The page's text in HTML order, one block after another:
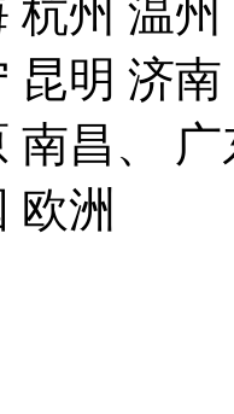
杭州 温
昆明 济
南昌、
欧洲